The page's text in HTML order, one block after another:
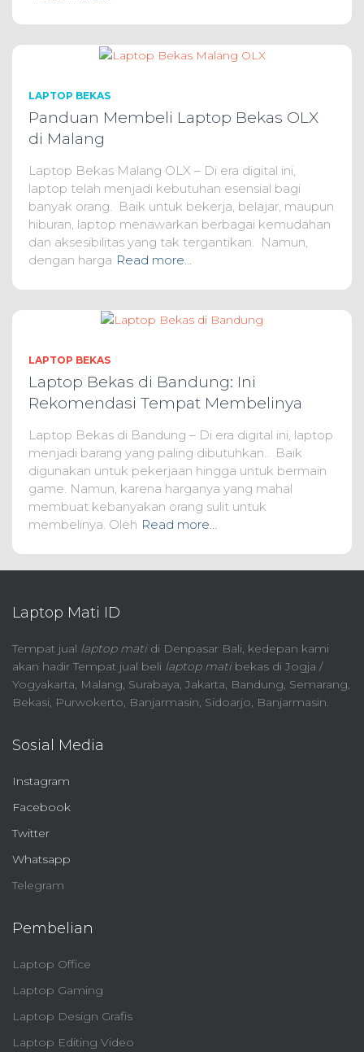
LAPTOP BEKAS
Panduan Membeli Laptop Bekas OLX
di Malang
Laptop Bekas Malang OLX – Di era digital ini,
laptop telah menjadi kebutuhan esensial bagi
banyak orang. Baik untuk bekerja, belajar, maupun
hiburan, laptop menawarkan berbagai kemudahan
dan aksesibilitas yang tak tergantikan. Namun,
dengan harga Read more…
LAPTOP BEKAS
Laptop Bekas di Bandung: Ini
Rekomendasi Tempat Membelinya
Laptop Bekas di Bandung – Di era digital ini, laptop
menjadi barang yang paling dibutuhkan.. Baik
digunakan untuk pekerjaan hingga untuk bermain
game. Namun, karena harganya yang mahal
membuat kebanyakan orang sulit untuk
membelinya. Oleh Read more…
Laptop Mati ID
Tempat jual laptop matidi Denpasar Bali, kedepan kami
akan hadir Tempat jual beli laptop matibekas di Jogja /
Yogyakarta, Malang, Surabaya, Jakarta, Bandung, Semarang,
Bekasi, Purwokerto, Banjarmasin, Sidoarjo, Banjarmasin.
Sosial Media
Instagram
Facebook
Twitter
Whatsapp
Telegram
Pembelian
Laptop Office
Laptop Gaming
Laptop Design Grafis
Laptop Editing Video